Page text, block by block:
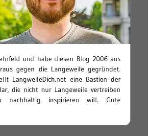
und habe diesen Blog 2006 aus
gegen die Langeweile gegründet.